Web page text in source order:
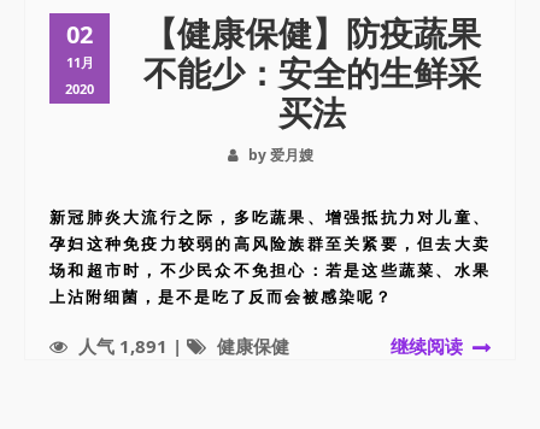
02
11月
2020
【健康保健】防疫蔬果
不能少：安全的生鲜采
买法
by 爱月嫂
新冠肺炎大流行之际，多吃蔬果、增强抵抗力对儿童、
孕妇这种免疫力较弱的高风险族群至关紧要，但去大卖
场和超市时，不少民众不免担心：若是这些蔬菜、水果
上沾附细菌，是不是吃了反而会被感染呢？
人气 1,891 | 健康保健 继续阅读